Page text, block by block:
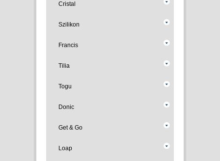
Cristal
Szilikon
Francis
Tilia
Togu
Donic
Get & Go
Loap